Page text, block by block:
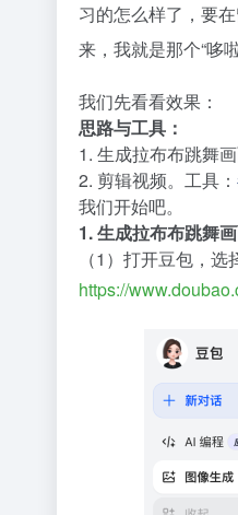
习的怎么样了，要
来，我就是那个“哆
我们先看看效果：
思路与工具：
1. 生成拉布布跳舞
2. 剪辑视频。工具：
我们开始吧。
1. 生成拉布布跳舞
（1）打开豆包，选
https://